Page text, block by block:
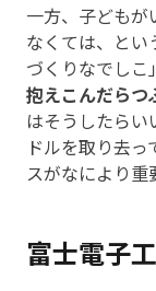
一方、子どもが
なくては、と
づくりなでしこ
抱えこんだらつ
はそうしたらい
ドルを取り去
スがなにより重
富士電子